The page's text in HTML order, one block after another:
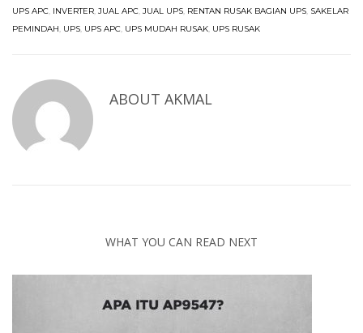
UPS APC, INVERTER, JUAL APC, JUAL UPS, RENTAN RUSAK BAGIAN UPS, SAKELAR
PEMINDAH, UPS, UPS APC, UPS MUDAH RUSAK, UPS RUSAK
ABOUT AKMAL
WHAT YOU CAN READ NEXT